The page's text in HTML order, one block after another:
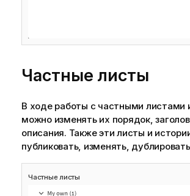
Частные листы
В ходе работы с частными листами
можно изменять их порядок,
описания. Также эти листы и
публиковать, изменять,
Частные листы